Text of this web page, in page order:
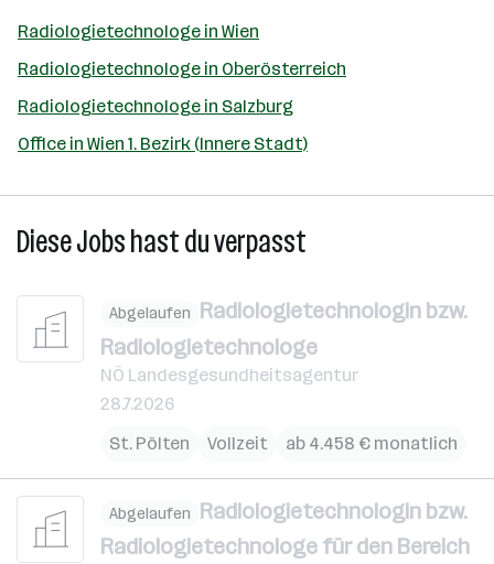
Radiologietechnologe in Wien
Radiologietechnologe in Oberösterreich
Radiologietechnologe in Salzburg
Office in Wien 1. Bezirk (Innere Stadt)
Diese Jobs hast du verpasst
Abgelaufen Radiologietechnologin bzw.
Radiologietechnologe
NÖ Landesgesundheitsagentur
28.7.2026
St. Pölten
Vollzeit ab 4.458 € monatlich
Abgelaufen Radiologietechnologin bzw.
Radiologietechnologe für den Bereich